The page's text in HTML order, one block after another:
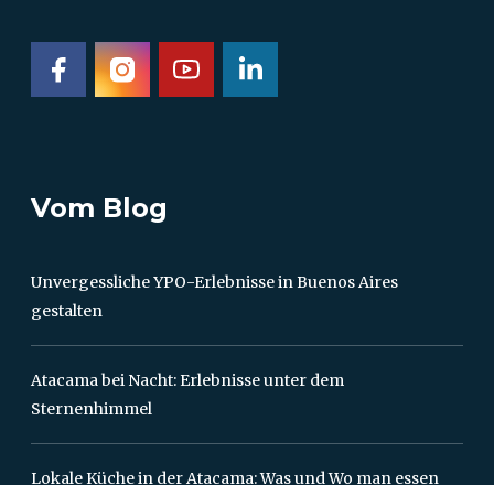
Vom Blog
Unvergessliche YPO-Erlebnisse in Buenos Aires
gestalten
Atacama bei Nacht: Erlebnisse unter dem
Sternenhimmel
Lokale Küche in der Atacama: Was und Wo man essen